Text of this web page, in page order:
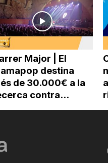
Major | El
destina
de 30.000€ a la
contra...